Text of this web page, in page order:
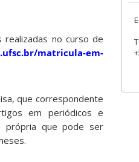
no curso de
matricula-em-
que correspondente
em periódicos e
própria que pode ser